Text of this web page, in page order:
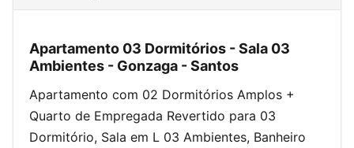
Apartamento 03 Dormitórios - Sala 03
Ambientes - Gonzaga - Santos
Apartamento com 02 Dormitórios Amplos +
Quarto de Empregada Revertido para 03
Dormitório, Sala em L 03 Ambientes, Banheiro